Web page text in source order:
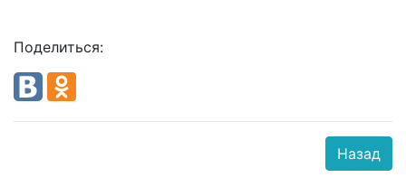
Поделиться:
Назад